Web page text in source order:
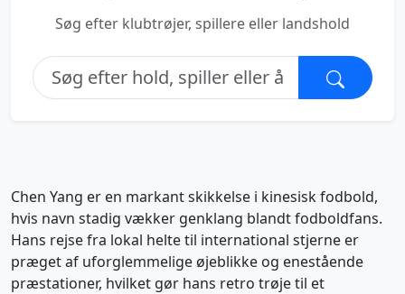
Søg efter klubtrøjer, spillere eller landshold
Chen Yang er en markant skikkelse i kinesisk fodbold,
hvis navn stadig vækker genklang blandt fodboldfans.
Hans rejse fra lokal helte til international stjerne er
præget af uforglemmelige øjeblikke og enestående
præstationer, hvilket gør hans retro trøje til et